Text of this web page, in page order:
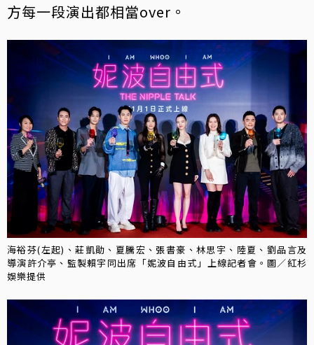
方每一段演出都相當over。
海裕芬(左起)、莊凱勛、夏騰宏、張書豪、林思宇、陸夏、劉品言及
導演許介亭、監製賴宇同出席「妮波自由式」上線記者會。圖／紅杉
娛樂提供